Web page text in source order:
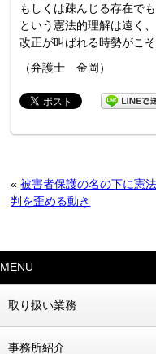
もしくは疎んじる存在で
という憲法的理解は遠く
改正が叫ばれる時勢がこそ
（弁護士 金岡）
«被害者保護の名の下に憲
判を歪める動き
MENU
取り扱い業務
事務所紹介